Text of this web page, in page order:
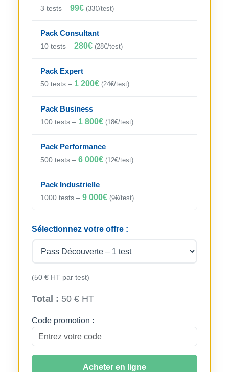
3 tests – 99€ (33€/test)
Pack Consultant
10 tests – 280€ (28€/test)
Pack Expert
50 tests – 1 200€ (24€/test)
Pack Business
100 tests – 1 800€ (18€/test)
Pack Performance
500 tests – 6 000€ (12€/test)
Pack Industrielle
1000 tests – 9 000€ (9€/test)
Sélectionnez votre offre :
(50 € HT par test)
Total : 50 € HT
Code promotion :
Acheter en ligne